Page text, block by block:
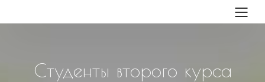
Студенты второго курса